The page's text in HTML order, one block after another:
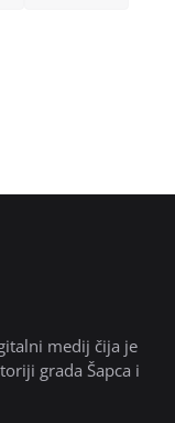
medij čija je
grada Šapca i